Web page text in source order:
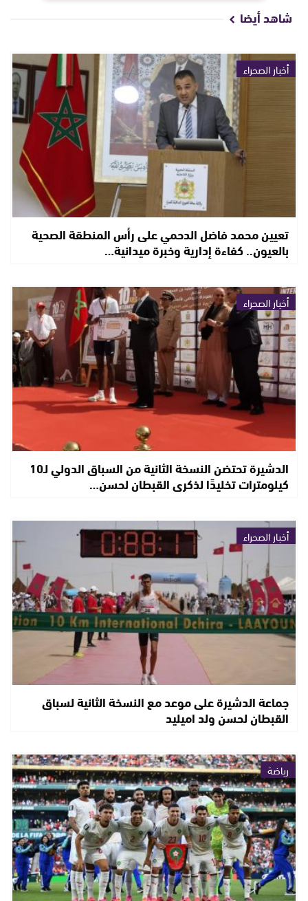
شاهد أيضا
أخبار الصحراء
تعيين محمد فاضل الدحمي على رأس المنطقة الصحية
بالعيون.. كفاءة إدارية وخبرة ميدانية…
أخبار الصحراء
الدشيرة تحتضن النسخة الثانية من السباق الدولي لـ10
كيلومترات تخليدًا لذكرى القبطان لحسن…
أخبار الصحراء
جماعة الدشيرة على موعد مع النسخة الثانية لسباق
القبطان لحسن ولد اميليد
رياضة